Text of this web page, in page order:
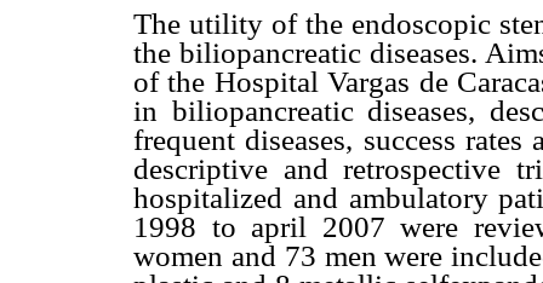
The utility of the endoscopic
the biliopancreatic diseases.
of the Hospital Vargas de
in biliopancreatic diseases,
frequent diseases, success
descriptive and retrospective
hospitalized and ambulatory
1998 to april 2007 were
women and 73 men were